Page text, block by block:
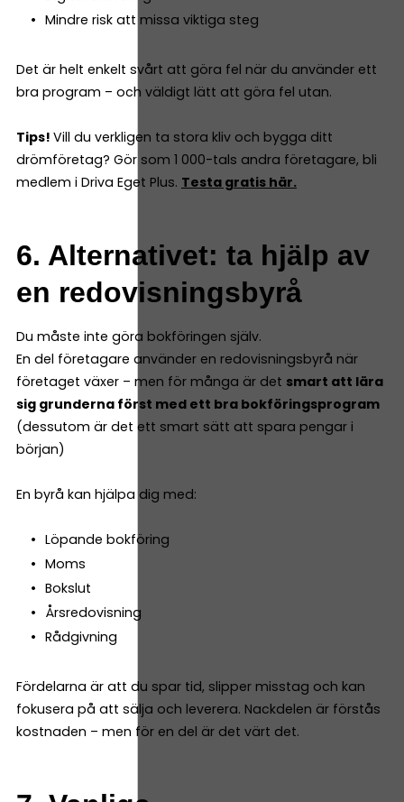
Mindre risk att missa viktiga steg
Det är helt enkelt svårt att göra fel när du använder ett
bra program – och väldigt lätt att göra fel utan.
Tips! Vill du verkligen ta stora kliv och bygga ditt
drömföretag? Gör som 1 000-tals andra företagare, bli
medlem i Driva Eget Plus. Testa gratis här.
6. Alternativet: ta hjälp av
en redovisningsbyrå
Du måste inte göra bokföringen själv.
En del företagare använder en redovisningsbyrå när
företaget växer – men för många är det smart att lära
sig grunderna först med ett bra bokföringsprogram
(dessutom är det ett smart sätt att spara pengar i
början)
En byrå kan hjälpa dig med:
Löpande bokföring
Moms
Bokslut
Årsredovisning
Rådgivning
Fördelarna är att du spar tid, slipper misstag och kan
fokusera på att sälja och leverera. Nackdelen är förstås
kostnaden – men för en del är det värt det.